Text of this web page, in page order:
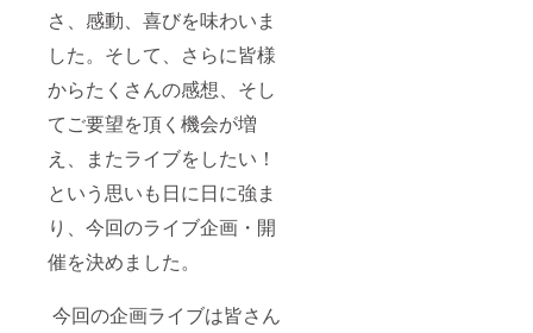
さ、感動、喜びを味わいま
した。そして、さらに皆様
からたくさんの感想、そし
てご要望を頂く機会が増
え、またライブをしたい！
という思いも日に日に強ま
り、今回のライブ企画・開
催を決めました。
今回の企画ライブは皆さん